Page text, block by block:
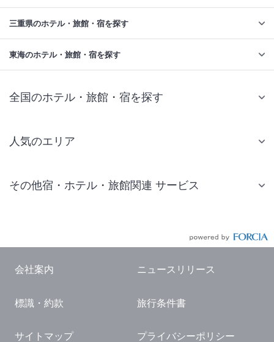
三重県のホテル・旅館・宿を探す
東海のホテル・旅館・宿を探す
全国のホテル・旅館・宿を探す
人気のエリア
仙台 ホテル
東京ドーム ホテル
横浜 ホテル
熱海 ホテル
その他宿・ホテル・旅館関連 サービス
国内観光ガイド
旅行・観光情報
会社案内 ニュースリリース
標識・約款 旅行条件書
サイトマップ プライバシーポリシー